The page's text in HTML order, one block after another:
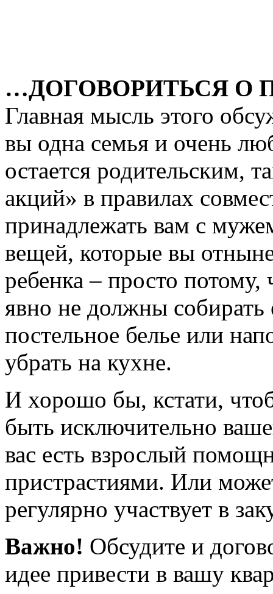
…ДОГОВОРИТЬСЯ О
Главная мысль этого
вы одна семья и очень
остается родительским,
акций» в правилах
принадлежать вам с
вещей, которые вы
ребенка – просто
явно не должны
постельное белье или
убрать на кухне.
И хорошо бы, кстати,
быть исключительно
вас есть взрослый
пристрастиями. Или
регулярно участвует в
Важно! Обсудите и
идее привести в вашу